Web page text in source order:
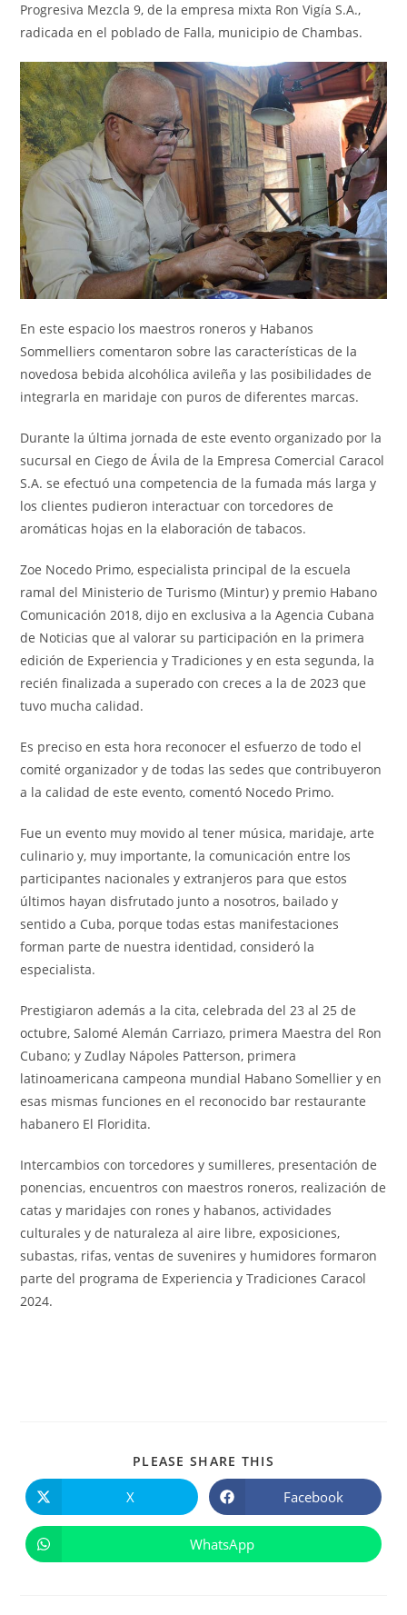
Progresiva Mezcla 9, de la empresa mixta Ron Vigía S.A.,
radicada en el poblado de Falla, municipio de Chambas.
En este espacio los maestros roneros y Habanos
Sommelliers comentaron sobre las características de la
novedosa bebida alcohólica avileña y las posibilidades de
integrarla en maridaje con puros de diferentes marcas.
Durante la última jornada de este evento organizado por la
sucursal en Ciego de Ávila de la Empresa Comercial Caracol
S.A. se efectuó una competencia de la fumada más larga y
los clientes pudieron interactuar con torcedores de
aromáticas hojas en la elaboración de tabacos.
Zoe Nocedo Primo, especialista principal de la escuela
ramal del Ministerio de Turismo (Mintur) y premio Habano
Comunicación 2018, dijo en exclusiva a la Agencia Cubana
de Noticias que al valorar su participación en la primera
edición de Experiencia y Tradiciones y en esta segunda, la
recién finalizada a superado con creces a la de 2023 que
tuvo mucha calidad.
Es preciso en esta hora reconocer el esfuerzo de todo el
comité organizador y de todas las sedes que contribuyeron
a la calidad de este evento, comentó Nocedo Primo.
Fue un evento muy movido al tener música, maridaje, arte
culinario y, muy importante, la comunicación entre los
participantes nacionales y extranjeros para que estos
últimos hayan disfrutado junto a nosotros, bailado y
sentido a Cuba, porque todas estas manifestaciones
forman parte de nuestra identidad, consideró la
especialista.
Prestigiaron además a la cita, celebrada del 23 al 25 de
octubre, Salomé Alemán Carriazo, primera Maestra del Ron
Cubano; y Zudlay Nápoles Patterson, primera
latinoamericana campeona mundial Habano Somellier y en
esas mismas funciones en el reconocido bar restaurante
habanero El Floridita.
Intercambios con torcedores y sumilleres, presentación de
ponencias, encuentros con maestros roneros, realización de
catas y maridajes con rones y habanos, actividades
culturales y de naturaleza al aire libre, exposiciones,
subastas, rifas, ventas de suvenires y humidores formaron
parte del programa de Experiencia y Tradiciones Caracol
2024.
PLEASE SHARE THIS
abre
en
ventana
X Se
abre
en
ventana
Facebook
Se
abre
WhatsApp